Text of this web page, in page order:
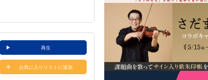
再生
お気に入りリストに追加